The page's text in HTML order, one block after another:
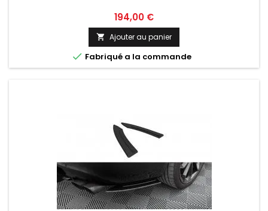
Prix
194,00 €
 Ajouter au panier
 Fabriqué a la commande